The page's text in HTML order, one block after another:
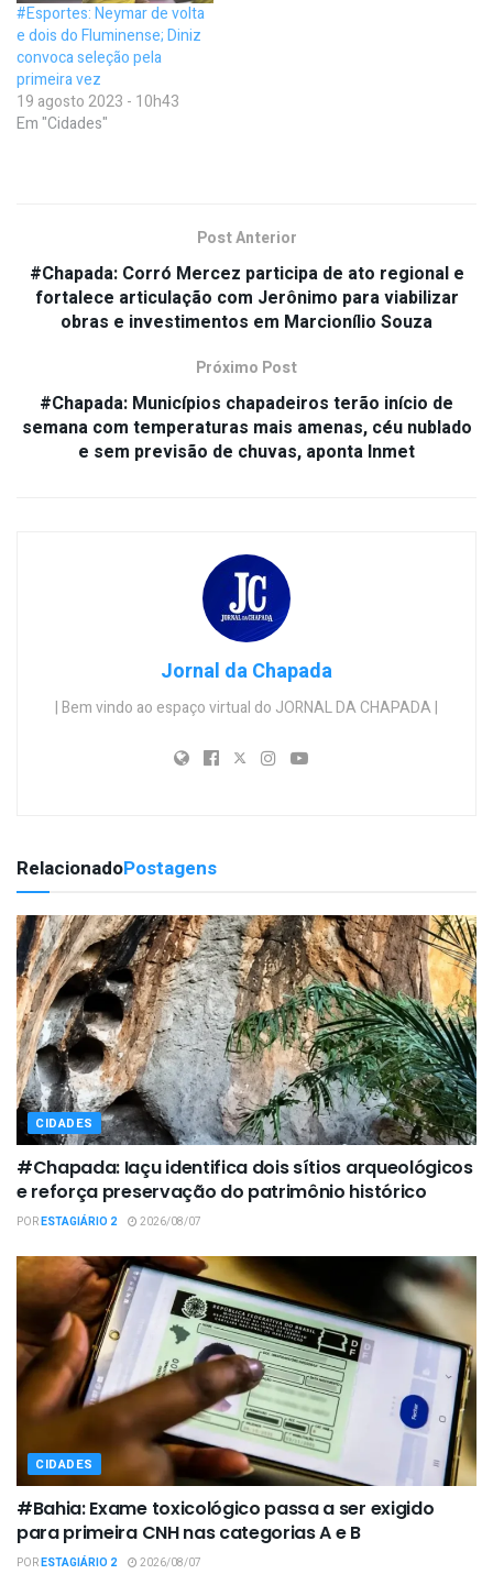
#Esportes: Neymar de volta
e dois do Fluminense; Diniz
convoca seleção pela
primeira vez
19 agosto 2023 - 10h43
Em "Cidades"
Post Anterior
#Chapada: Corró Mercez participa de ato regional e
fortalece articulação com Jerônimo para viabilizar
obras e investimentos em Marcionílio Souza
Próximo Post
#Chapada: Municípios chapadeiros terão início de
semana com temperaturas mais amenas, céu nublado
e sem previsão de chuvas, aponta Inmet
Jornal da Chapada
| Bem vindo ao espaço virtual do JORNAL DA CHAPADA |
RelacionadoPostagens
CIDADES
#Chapada: Iaçu identifica dois sítios arqueológicos
e reforça preservação do patrimônio histórico
PORESTAGIÁRIO 2 2026/08/07
CIDADES
#Bahia: Exame toxicológico passa a ser exigido
para primeira CNH nas categorias A e B
PORESTAGIÁRIO 2 2026/08/07